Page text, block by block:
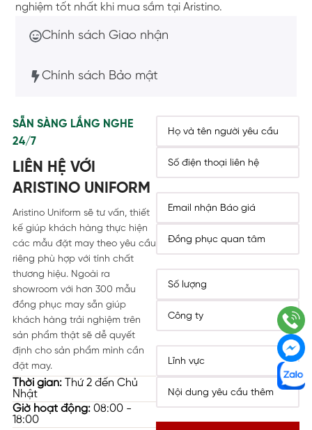
Chính sách Giao nhận
Chính sách Bảo mật
nghiệm tốt nhất khi mua sắm tại Aristino.
SẴN SÀNG LẮNG NGHE
24/7
LIÊN HỆ VỚI
ARISTINO UNIFORM
Aristino Uniform sẽ tư vấn, thiết
kế giúp khách hàng thực hiện
các mẫu đặt may theo yêu cầu
riêng phù hợp với tính chất
thương hiệu. Ngoài ra
showroom với hơn 300 mẫu
đồng phục may sẵn giúp
khách hàng trải nghiệm trên
sản phẩm thật sẽ dễ quyết
định cho sản phẩm mình cần
đặt may.
Thời gian:Thứ 2 đến Chủ
Nhật
Giờ hoạt động:08:00 -
18:00